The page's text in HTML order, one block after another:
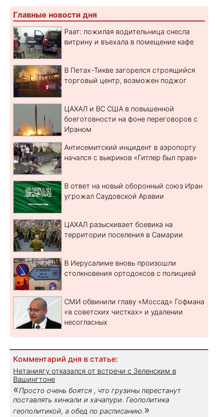
Главные новости дня
Раат: пожилая водительница снесла
витрину и въехала в помещение кафе
В Петах-Тикве загорелся строящийся
торговый центр, возможен поджог
ЦАХАЛ и ВС США в повышенной
боеготовности на фоне переговоров с
Ираном
Антисемитский инцидент в аэропорту
начался с выкриков «Гитлер был прав»
В ответ на новый оборонный союз Иран
угрожал Саудовской Аравии
ЦАХАЛ разыскивает боевика на
территории поселения в Самарии
В Иерусалиме вновь произошли
столкновения ортодоксов с полицией
СМИ обвинили главу «Моссад» Гофмана
«в советских чистках» и удалении
несогласных
Комментарий дня в статье:
Нетаниягу отказался от встречи с Зеленским в
Вашингтоне
«Просто очень боятся , что грузины перестанут
поставлять хинкали и хачапури. Геополитика
геополитикой, а обед по расписанию. »